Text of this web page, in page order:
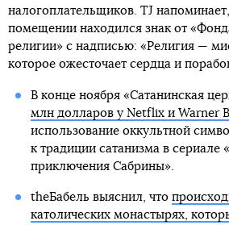
налогоплательщиков. TJ
помещении находился знак от
религии» с надписью: «Религия —
которое ожесточает сердца и
В конце ноября «Сатанинская
млн долларов у Netflix и Warner
использование оккультной
к традиции сатанизма в
приключения Сабрины».
theБабель выяснил, что
католических монастырях,